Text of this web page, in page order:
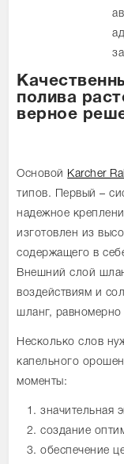
полива
верное
Основой Karcher
типов. Первый –
надежное
изготовлен из
содержащего в
Внешний слой
воздействиям и
шланг,
Несколько слов
капельного
моменты:
значительная
создание
обеспечение